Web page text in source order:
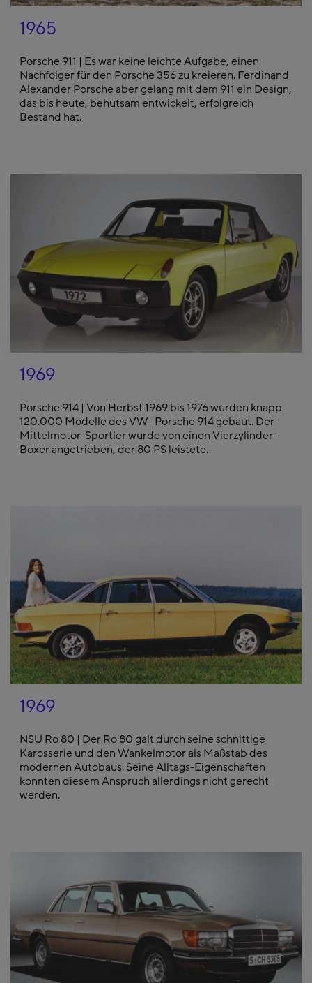
1965
Porsche 911 | Es war keine leichte Aufgabe, einen
Nachfolger für den Porsche 356 zu kreieren. Ferdinand
Alexander Porsche aber gelang mit dem 911 ein Design,
das bis heute, behutsam entwickelt, erfolgreich
Bestand hat.
1969
Porsche 914 | Von Herbst 1969 bis 1976 wurden knapp
120.000 Modelle des VW- Porsche 914 gebaut. Der
Mittelmotor-Sportler wurde von einen Vierzylinder-
Boxer angetrieben, der 80 PS leistete.
1969
NSU Ro 80 | Der Ro 80 galt durch seine schnittige
Karosserie und den Wankelmotor als Maßstab des
modernen Autobaus. Seine Alltags-Eigenschaften
konnten diesem Anspruch allerdings nicht gerecht
werden.